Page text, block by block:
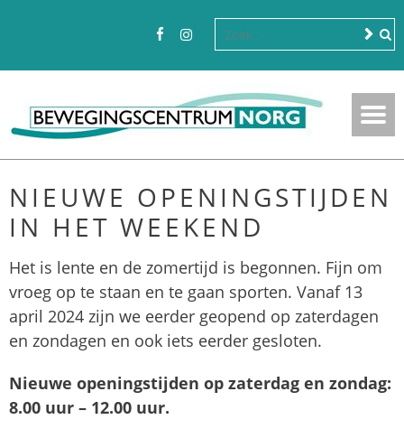
NIEUWE OPENINGSTIJDEN
IN HET WEEKEND
Het is lente en de zomertijd is begonnen. Fijn om
vroeg op te staan en te gaan sporten. Vanaf 13
april 2024 zijn we eerder geopend op zaterdagen
en zondagen en ook iets eerder gesloten.
Nieuwe openingstijden op zaterdag en zondag:
8.00 uur – 12.00 uur.